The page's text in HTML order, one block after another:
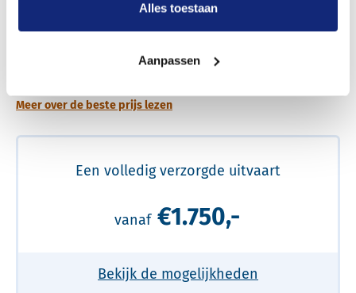
Alles toestaan
Aanpassen
Meer over de beste prijs lezen
Een volledig verzorgde uitvaart
vanaf €1.750,-
Bekijk de mogelijkheden